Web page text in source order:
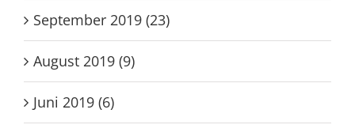
Oktober 2019 (12)
September 2019 (23)
August 2019 (9)